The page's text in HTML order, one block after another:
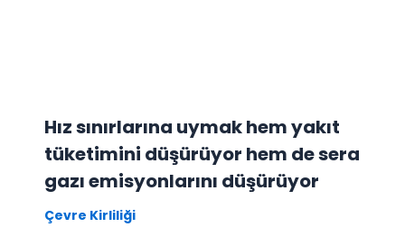
Hız sınırlarına uymak hem yakıt
tüketimini düşürüyor hem de sera
gazı emisyonlarını düşürüyor
Çevre Kirliliği